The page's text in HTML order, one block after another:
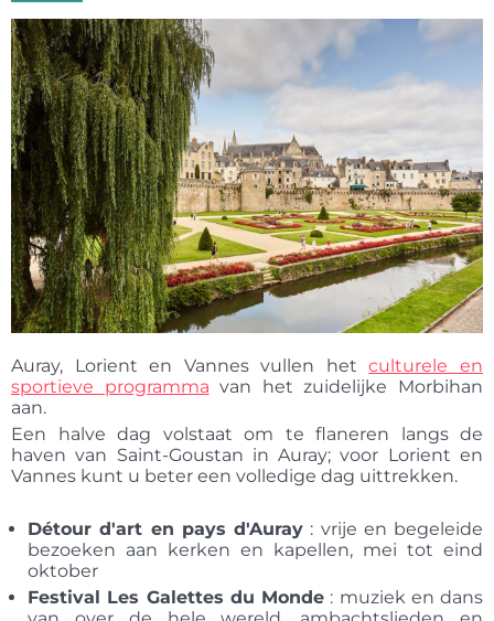
Auray, Lorient en Vannes vullen hetculturele en
sportieve programma van het zuidelijke Morbihan
aan.
Een halve dag volstaat om te flaneren langs de
haven van Saint-Goustan in Auray; voor Lorient en
Vannes kunt u beter een volledige dag uittrekken.
Détour d'art en pays d'Auray : vrije en begeleide
bezoeken aan kerken en kapellen, mei tot eind
oktober
Festival Les Galettes du Monde : muziek en dans